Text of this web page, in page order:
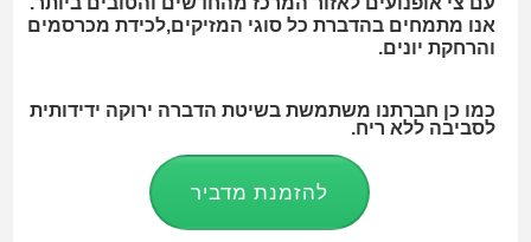
אנו מתמחים בהדברת כל סוגי המזיקים,לכידת מכרסמים
והרחקת יונים.
כמו כן חברתנו משתמשת בשיטת הדברה ירוקה ידידותית
לסביבה ללא ריח.
להזמנת מדביר